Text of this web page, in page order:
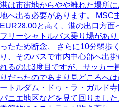
港は市街地からやや離れた場所
地へ出る必要があります。 MSC
EUR28,00と高く、港の出口方面
フリーシャトルバス乗り場があ
ったため断念。 さらに10分弱歩
り、そのバスで市内中心部へ出
れるのは3度目ですが、サッカー
りだったのであまり見どころへ
ートルダム・ドゥ・ラ・ガルド
パニエ地区などを見て回りまし